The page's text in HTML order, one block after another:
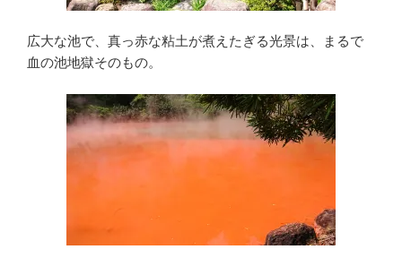
広大な池で、真っ赤な粘土が煮えたぎる光景は、まるで
血の池地獄そのもの。